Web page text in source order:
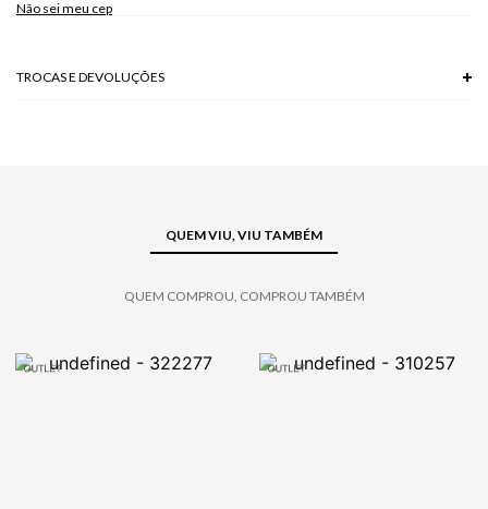
Não sei meu cep
TROCAS E DEVOLUÇÕES
QUEM VIU, VIU TAMBÉM
QUEM COMPROU, COMPROU TAMBÉM